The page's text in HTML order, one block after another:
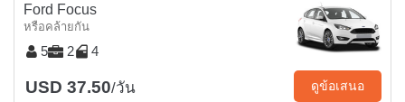
Ford Focus
หรือคล้ายกัน
5 2 4
USD 37.50/วัน ดูข้อเสนอ